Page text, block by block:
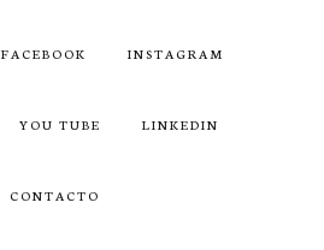
FACEBOOK INSTAGRAM
YOU TUBE LINKEDIN
CONTACTO